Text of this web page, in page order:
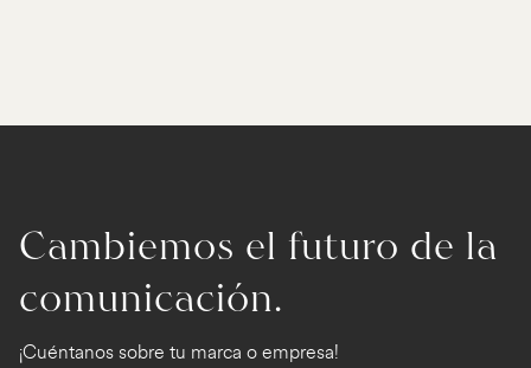
Cambiemos el futuro de la
comunicación.
¡Cuéntanos sobre tu marca o empresa!